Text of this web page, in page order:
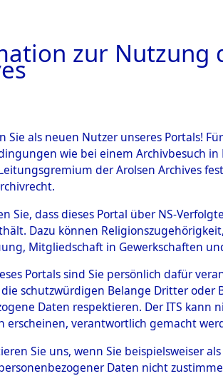
ITS
aus
aus
0001
zur Nutzung
Sie als neuen Nutzer unseres Portals!
wie bei einem Archivbesuch
der Arolsen Archives
Sie, dass dieses Portal über NS-
Dazu können
Mitgliedschaft in Gewerkschaften
Portals sind Sie persönlich dafür
die schutzwürdigen Belange Dritter
Daten respektieren. Der ITS
erscheinen, verantwortlich gemacht
Sie uns, wenn Sie beispielsweiser
Daten nicht